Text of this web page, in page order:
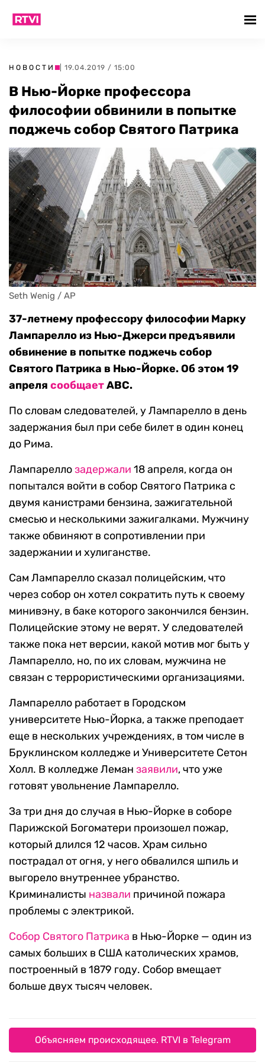
НОВОСТИ | 19.04.2019 / 15:00
В Нью-Йорке профессора
философии обвинили в попытке
поджечь собор Святого Патрика
Seth Wenig / AP
37-летнему профессору философии Марку
Лампарелло из Нью-Джерси предъявили
обвинение в попытке поджечь собор
Святого Патрика в Нью-Йорке. Об этом 19
апреля сообщаетABC.
По словам следователей, у Лампарелло в день
задержания был при себе билет в один конец
до Рима.
Лампареллозадержали 18 апреля, когда он
попытался войти в собор Святого Патрика с
двумя канистрами бензина, зажигательной
смесью и несколькими зажигалками. Мужчину
также обвиняют в сопротивлении при
задержании и хулиганстве.
Сам Лампарелло сказал полицейским, что
через собор он хотел сократить путь к своему
минивэну, в баке которого закончился бензин.
Полицейские этому не верят. У следователей
также пока нет версии, какой мотив мог быть у
Лампарелло, но, по их словам, мужчина не
связан с террористическими организациями.
Лампарелло работает в Городском
университете Нью-Йорка, а также преподает
еще в нескольких учреждениях, в том числе в
Бруклинском колледже и Университете Сетон
Холл. В колледже Леман заявили, что уже
готовят увольнение Лампарелло.
За три дня до случая в Нью-Йорке в соборе
Парижской Богоматери произошел пожар,
который длился 12 часов. Храм сильно
пострадал от огня, у него обвалился шпиль и
выгорело внутреннее убранство.
Криминалисты назвали причиной пожара
проблемы с электрикой.
Собор Святого Патрика в Нью-Йорке — один из
самых больших в США католических храмов,
построенный в 1879 году. Собор вмещает
больше двух тысяч человек.
Объясняем происходящее. RTVI в Telegram